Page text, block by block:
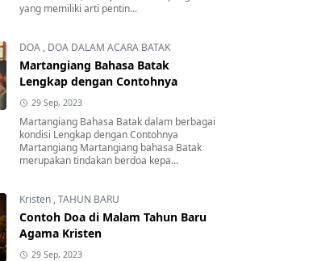
yang memiliki arti pentin...
DOA , DOA DALAM ACARA BATAK
Martangiang Bahasa Batak
Lengkap dengan Contohnya
29 Sep, 2023
Martangiang Bahasa Batak dalam berbagai
kondisi Lengkap dengan Contohnya
Martangiang Martangiang bahasa Batak
merupakan tindakan berdoa kepa...
Kristen ,TAHUN BARU
Contoh Doa di Malam Tahun Baru
Agama Kristen
29 Sep, 2023